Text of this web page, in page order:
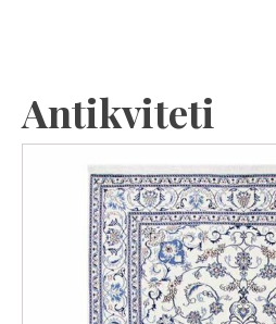
Antikviteti